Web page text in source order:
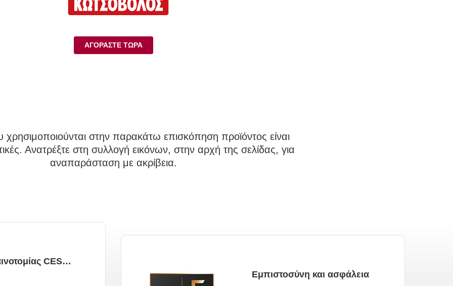
ΑΓΟΡΆΣΤΕ ΤΏΡΑ
χρησιμοποιούνται στην παρακάτω επισκόπηση προϊόντος είναι
Ανατρέξτε στη συλλογή εικόνων, στην αρχή της σελίδας, για
αναπαράσταση με ακρίβεια.
Βραβείο καινοτομίας CES 2022
Εμπιστοσύνη και ασφάλεια